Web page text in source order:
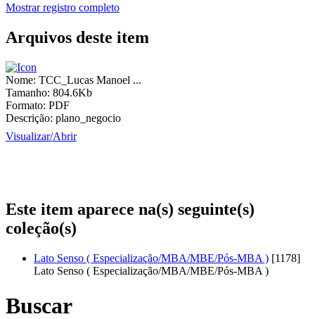
Mostrar registro completo
Arquivos deste item
Nome: TCC_Lucas Manoel ...
Tamanho: 804.6Kb
Formato: PDF
Descrição: plano_negocio
Visualizar/Abrir
Este item aparece na(s) seguinte(s)
coleção(s)
Lato Senso ( Especialização/MBA/MBE/Pós-MBA ) [1178]
Lato Senso ( Especialização/MBA/MBE/Pós-MBA )
Buscar